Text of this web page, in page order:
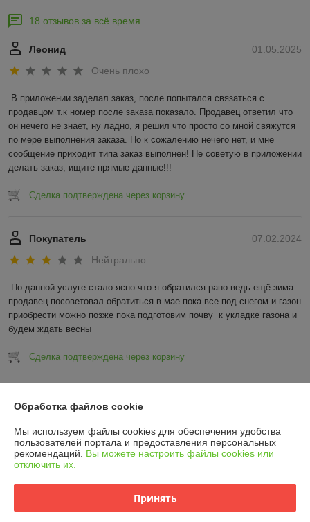
18 отзывов за всё время
01.05.2025
Леонид
Очень плохо
В приложении заделал заказ, после попытался связаться с
продавцом т.к номер после заказа показало. Продавец ответил что
он нечего не знает, ну ладно, я решил что просто со мной свяжутся
по мере выполнения заказа. Но к сожалению нечего нет, и мне
сообщение приходит типа заказ выполнен! Не советую в приложении
делать заказ, ищите прямые данные!!!
Сделка подтверждена через корзину
07.02.2024
Покупатель
Нейтрально
По данной услуге стало ясно что я обратился рано ведь ещё зима
продавец посоветовал обратиться в мае пока все под снегом и газон
приобрести можно позже пока подготовим почву  к укладке газона и
будем ждать весны
Сделка подтверждена через корзину
О нас
Контакты
Обработка файлов cookie
Мы используем файлы cookies для обеспечения удобства
пользователей портала и предоставления персональных
рекомендаций. Вы можете настроить файлы cookies или
отключить их.
Принять